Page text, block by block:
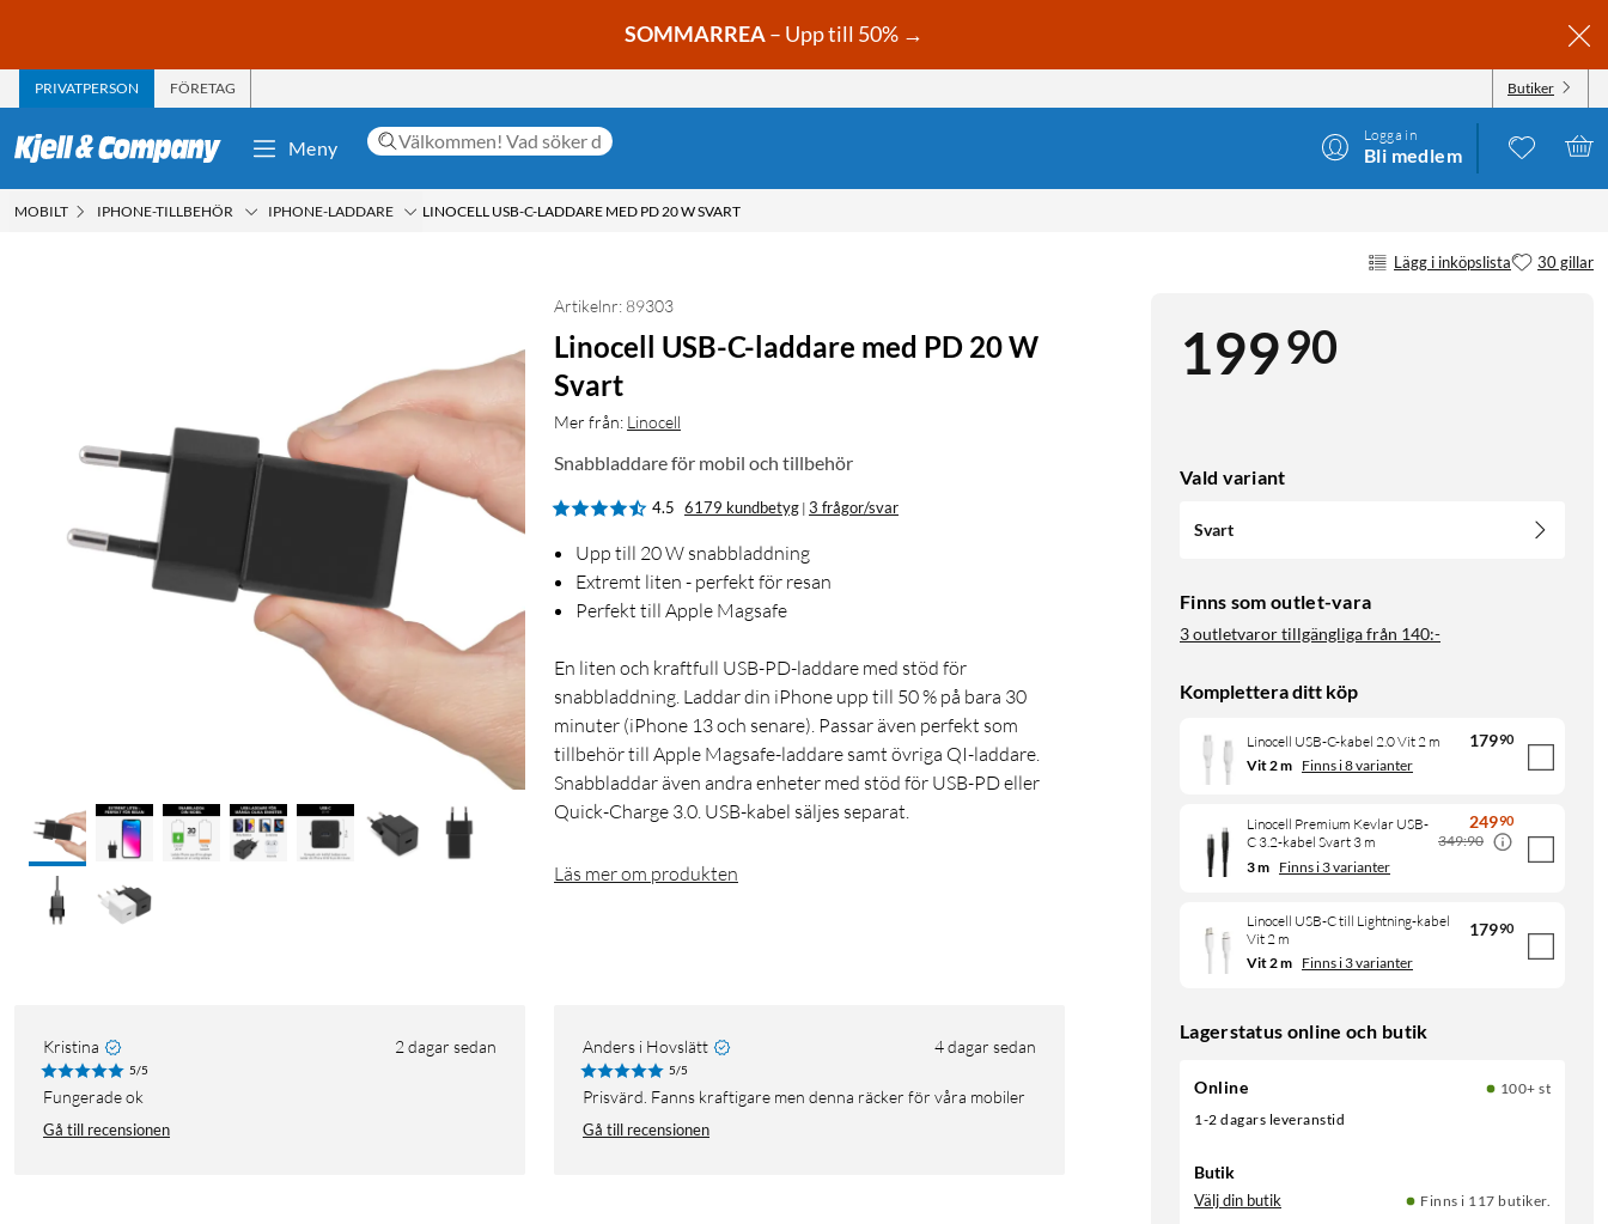
SOMMARREA– Upp till 50% →
PRIVATPERSON FÖRETAG Butiker
Meny
Logga in
Bli medlem
MOBILT IPHONE-TILLBEHÖR IPHONE-LADDARE LINOCELL USB-C-LADDARE MED PD 20 W SVART
Lägg i inköpslista 30 gillar
19990
Vald variant
Svart
Finns som outlet-vara
3 outletvaror tillgängliga från 140:-
Komplettera ditt köp
Linocell USB-C-kabel 2.0 Vit 2 m 17990
Vit 2 m Finns i 8 varianter
Linocell Premium Kevlar USB-
C 3.2-kabel Svart 3 m
24990
349:90
3 m Finns i 3 varianter
Linocell USB-C till Lightning-kabel
Vit 2 m
17990
Vit 2 m Finns i 3 varianter
Lagerstatus online och butik
Online
100+ st
1-2 dagars leveranstid
Butik
Välj din butik Finns i 117 butiker.
Artikelnr: 89303
Linocell USB-C-laddare med PD 20 W
Svart
Mer från: Linocell
Snabbladdare för mobil och tillbehör
4.5 6179 kundbetyg | 3 frågor/svar
Upp till 20 W snabbladdning
Extremt liten - perfekt för resan
Perfekt till Apple Magsafe
En liten och kraftfull USB-PD-laddare med stöd för
snabbladdning. Laddar din iPhone upp till 50 % på bara 30
minuter (iPhone 13 och senare). Passar även perfekt som
tillbehör till Apple Magsafe-laddare samt övriga QI-laddare.
Snabbladdar även andra enheter med stöd för USB-PD eller
Quick-Charge 3.0. USB-kabel säljes separat.
Läs mer om produkten
Kristina 2 dagar sedan
5/5
Fungerade ok
Gå till recensionen
Anders i Hovslätt 4 dagar sedan
5/5
Prisvärd. Fanns kraftigare men denna räcker för våra mobiler
Gå till recensionen